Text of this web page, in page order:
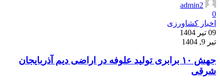
admin2
0
اخبار کشاورزی
09 تیر 1404
تیر 9, 1404
جهش ۱۰ برابری تولید علوفه در اراضی دیم آذربایجان
شرقی